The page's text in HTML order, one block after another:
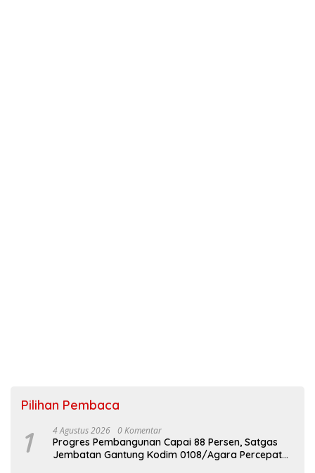
Pilihan Pembaca
1 4 Agustus 2026 0 Komentar
Progres Pembangunan Capai 88 Persen, Satgas
Jembatan Gantung Kodim 0108/Agara Percepat